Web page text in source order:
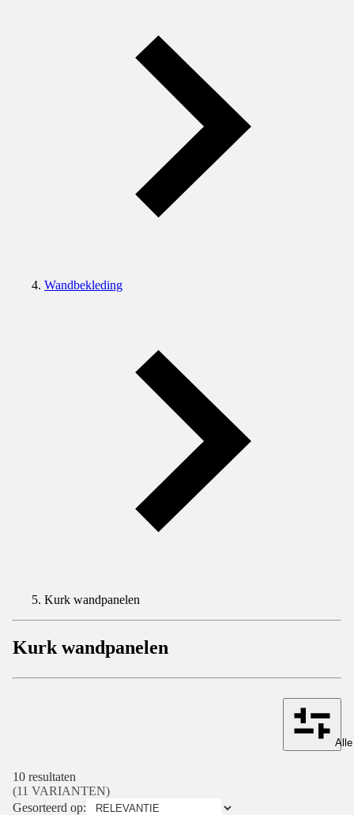
Wandbekleding
Kurk wandpanelen
Kurk wandpanelen
10 resultaten
(11 VARIANTEN)
Gesorteerd op: